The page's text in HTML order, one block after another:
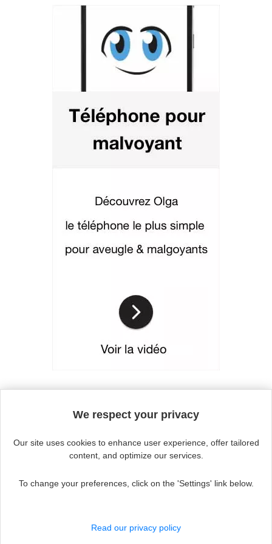
Actualité
We respect your privacy
Our site uses cookies to enhance user experience, offer tailored
content, and optimize our services.
To change your preferences, click on the 'Settings' link below.
Read our privacy policy